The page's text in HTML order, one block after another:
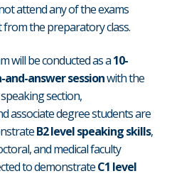
attend any of the exams
the preparatory class.
will be conducted as a10-
answer sessionwith the
section,
associate degree students are
B2 level speaking skills,
and medical faculty
to demonstrateC1 level